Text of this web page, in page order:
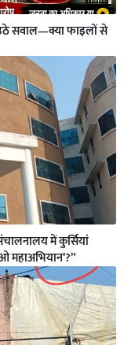
सवाल—क्या फाइलों से
में कुर्सियां
महाअभियान’?”